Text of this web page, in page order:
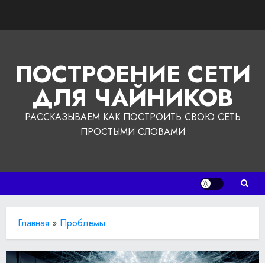
ПОСТРОЕНИЕ СЕТИ
ДЛЯ ЧАЙНИКОВ
РАССКАЗЫВАЕМ КАК ПОСТРОИТЬ СВОЮ СЕТЬ
ПРОСТЫМИ СЛОВАМИ
Главная » Проблемы